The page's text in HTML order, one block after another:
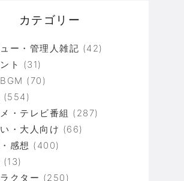
カテゴリー
ー・管理人雑記 (42)
ト (31)
(70)
(554)
・テレビ番組 (287)
・大人向け (66)
感想 (400)
(13)
クター (250)